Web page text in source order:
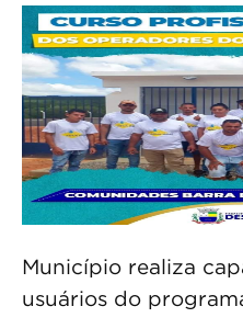
Município realiza
usuários do